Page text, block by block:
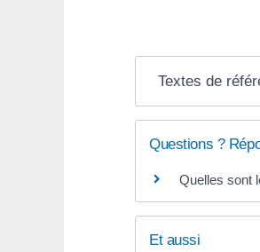
Textes de
Questions ?
Quelles sont
Et aussi